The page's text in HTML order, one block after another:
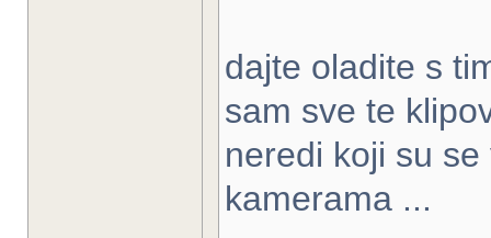
dajte oladite s
sam sve te
neredi koji su
kamerama ...